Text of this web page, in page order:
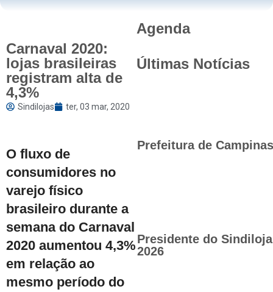
Carnaval 2020:
lojas brasileiras
registram alta de
4,3%
Sindilojas ter, 03 mar, 2020
O fluxo de
consumidores no
varejo físico
brasileiro durante a
semana do Carnaval
2020 aumentou 4,3%
em relação ao
mesmo período do
Agenda
Últimas Notícias
Prefeitura de
Presidente do
2026